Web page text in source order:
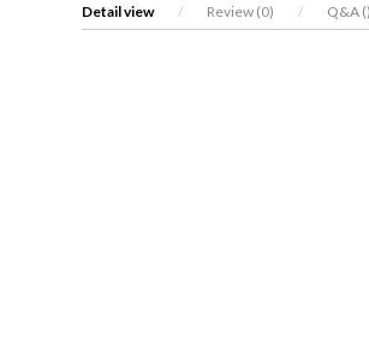
Detail view / Review (0) / Q&A ()